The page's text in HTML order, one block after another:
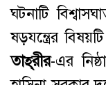
ঘটনাটি
ষড়যন্ত্রের
তাহ্‌রীর-এর